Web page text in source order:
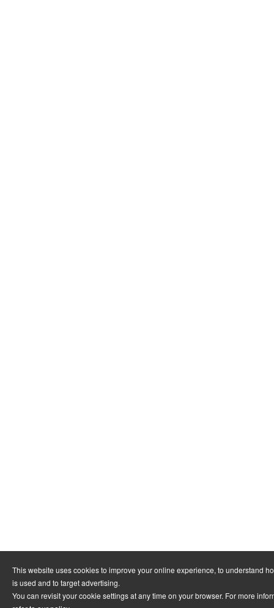
This website uses cookies to improve your online experience, to understand
is used and to target advertising.
You can revisit your cookie settings at any time on your browser. For more